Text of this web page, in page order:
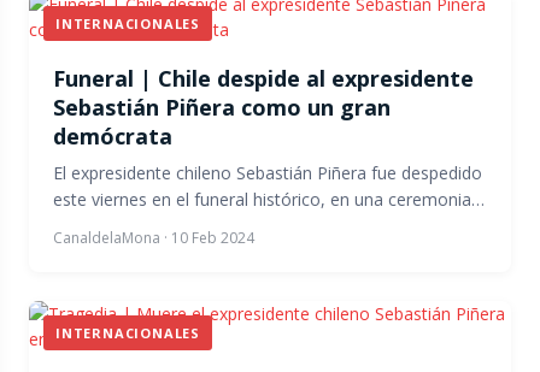
INTERNACIONALES
Funeral | Chile despide al expresidente
Sebastián Piñera como un gran
demócrata
El expresidente chileno Sebastián Piñera fue despedido
este viernes en el funeral histórico, en una ceremonia…
CanaldelaMona · 10 Feb 2024
INTERNACIONALES